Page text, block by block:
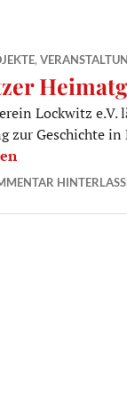
,
Lockwitz e.V.
zur Geschichte